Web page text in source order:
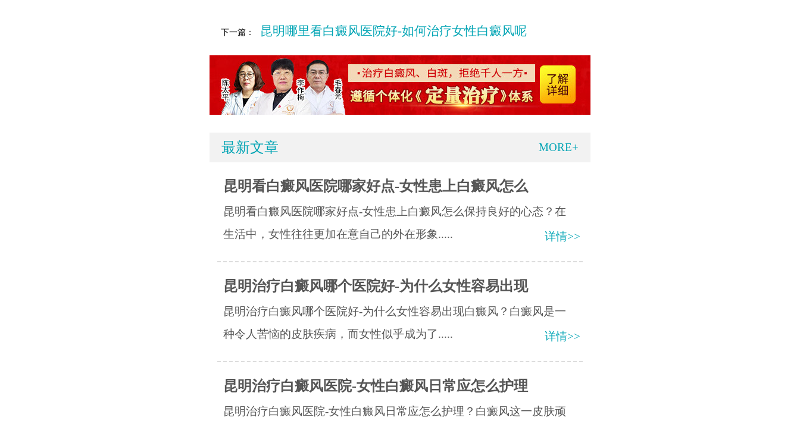
下一篇： 昆明哪里看白癜风医院好-如何治疗女性白癜风呢
最新文章 MORE+
昆明看白癜风医院哪家好点-女性患上白癜风怎么
昆明看白癜风医院哪家好点-女性患上白癜风怎么保持良好的心态？在
生活中，女性往往更加在意自己的外在形象.....
详情>>
昆明治疗白癜风哪个医院好-为什么女性容易出现
昆明治疗白癜风哪个医院好-为什么女性容易出现白癜风？白癜风是一
种令人苦恼的皮肤疾病，而女性似乎成为了.....
详情>>
昆明治疗白癜风医院-女性白癜风日常应怎么护理
昆明治疗白癜风医院-女性白癜风日常应怎么护理？白癜风这一皮肤顽